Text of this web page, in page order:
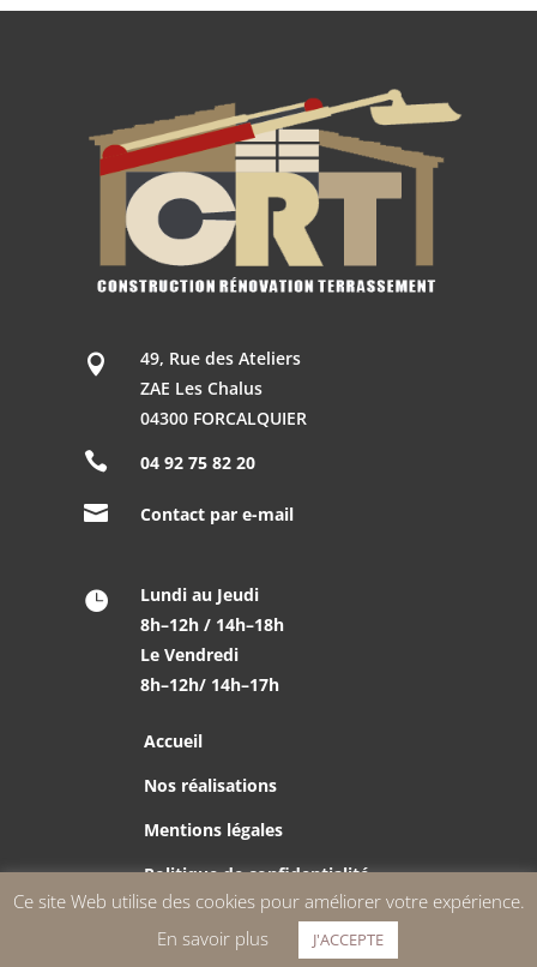

49, Rue des Ateliers
ZAE Les Chalus
04300 FORCALQUIER
 04 92 75 82 20
 Contact par e-mail

Lundi au Jeudi
8h–12h / 14h–18h
Le Vendredi
8h–12h/ 14h–17h
Accueil
Nos réalisations
Mentions légales
Politique de confidentialité
CRT © 2026
Une création AES COMMUNICATION
Ce site Web utilise des cookies pour améliorer votre expérience.
En savoir plus
J'ACCEPTE